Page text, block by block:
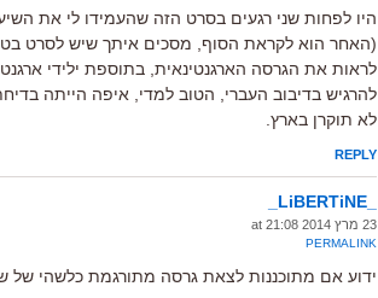
היו לפחות שני רגעים בסרט הזה שהעמידו לי את
(האחר הוא לקראת הסוף, מסכים איתך שיש לסרט
לראות את הגרסה הארגנטינאית, בתוספת ילידי
להרגיש בדיבוב העברי, הטוב למדי, איפה הייתה
לא תוקרן בארץ.
REPLY
23 מרץ 2014 at 21:08
PERMALINK
ידוע אם מתוכננות לצאת גרסה מתורגמת כלשהי של